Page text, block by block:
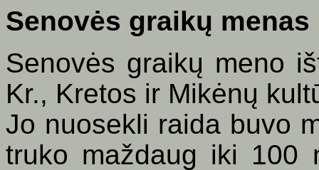
Senovės graikų menas
Senovės graikų meno
Kr., Kretos ir Mikėnų
Jo nuosekli raida buvo
truko maždaug iki 100